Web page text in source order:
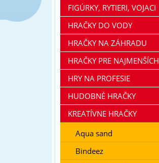
FIGÚRKY, RYTIERI, VOJACI
HRAČKY DO VODY
HRAČKY NA ZÁHRADU
HRAČKY PRE NAJMENŠÍCH
HRY NA PROFESIE
HUDOBNÉ HRAČKY
KREATÍVNE HRAČKY
Aqua sand
Bindeez